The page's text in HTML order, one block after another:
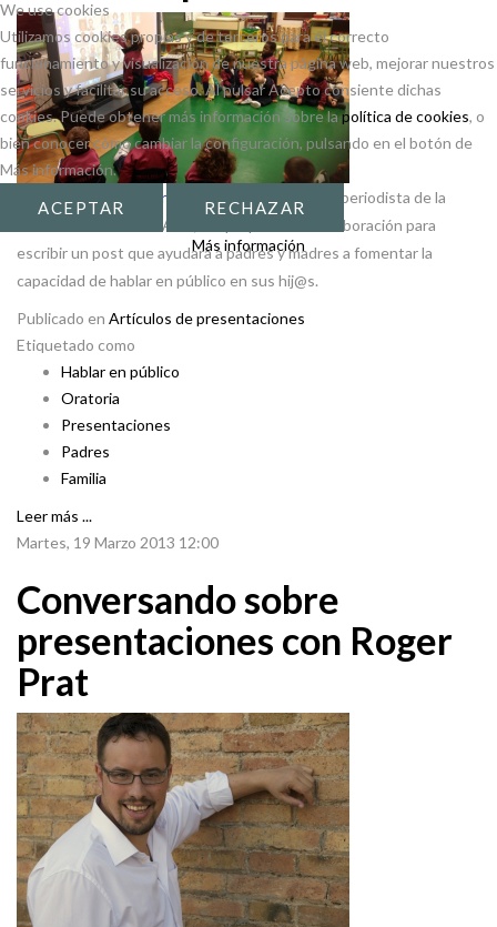
Carlota Fominaya
, excelente periodista de la
sección de familia de ABC, me propuso una colaboración para
escribir un post que ayudara a padres y madres a fomentar la
capacidad de hablar en público en sus hij@s.
Publicado en Artículos de presentaciones
Etiquetado como
Hablar en público
Oratoria
Presentaciones
Padres
Familia
Leer más ...
Martes, 19 Marzo 2013 12:00
Conversando sobre
presentaciones con Roger
Prat
We use cookies
Utilizamos cookies propias y de terceros para el correcto
funcionamiento y visualización de nuestra página web, mejorar nuestros
servicios y facilitar su acceso. Al pulsar Acepto consiente dichas
cookies. Puede obtener más información sobre lapolítica de cookies, o
bien conocer cómo cambiar la configuración, pulsando en el botón de
Más información.
ACEPTAR RECHAZAR
Más información